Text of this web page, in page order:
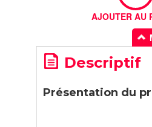
AJOUTER AU
Descriptif
Présentation du